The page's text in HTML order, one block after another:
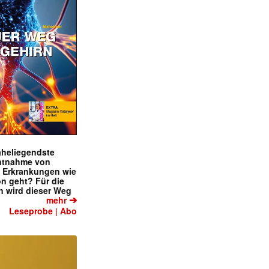
von
wie
geht? Für die
wird dieser Weg
mehr➔
Leseprobe |Abo